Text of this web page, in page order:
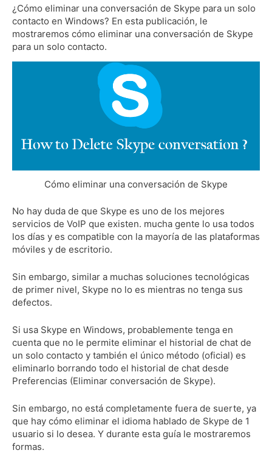
¿Cómo eliminar una conversación de Skype para un solo
contacto en Windows? En esta publicación, le
mostraremos cómo eliminar una conversación de Skype
para un solo contacto.
Cómo eliminar una conversación de Skype
No hay duda de que Skype es uno de los mejores
servicios de VoIP que existen. mucha gente lo usa todos
los días y es compatible con la mayoría de las plataformas
móviles y de escritorio.
Sin embargo, similar a muchas soluciones tecnológicas
de primer nivel, Skype no lo es mientras no tenga sus
defectos.
Si usa Skype en Windows, probablemente tenga en
cuenta que no le permite eliminar el historial de chat de
un solo contacto y también el único método (oficial) es
eliminarlo borrando todo el historial de chat desde
Preferencias (Eliminar conversación de Skype).
Sin embargo, no está completamente fuera de suerte, ya
que hay cómo eliminar el idioma hablado de Skype de 1
usuario si lo desea. Y durante esta guía le mostraremos
formas.